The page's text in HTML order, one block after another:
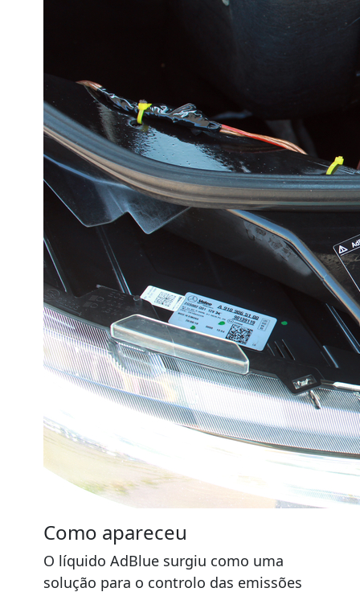
Como apareceu
O líquido AdBlue surgiu como uma
solução para o controlo das emissões